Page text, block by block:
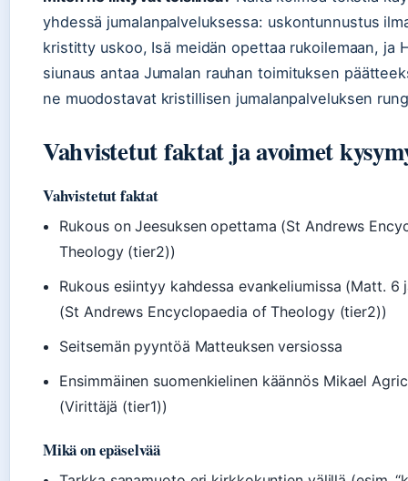
yhdessä jumalanpalveluksessa: uskontunnustus
kristitty uskoo, Isä meidän opettaa rukoilemaan, ja
siunaus antaa Jumalan rauhan toimituksen
ne muodostavat kristillisen jumalanpalveluksen
Vahvistetut faktat ja avoimet
Vahvistetut faktat
Rukous on Jeesuksen opettama (St Andrews
Theology (tier2))
Rukous esiintyy kahdessa evankeliumissa (Matt. 6
(St Andrews Encyclopaedia of Theology (tier2))
Seitsemän pyyntöä Matteuksen versiossa
Ensimmäinen suomenkielinen käännös Mikael
(Virittäjä (tier1))
Mikä on epäselvää